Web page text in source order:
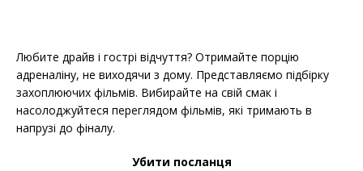
Любите драйв і гострі відчуття? Отримайте порцію
адреналіну, не виходячи з дому. Представляємо підбірку
захоплюючих фільмів. Вибирайте на свій смак і
насолоджуйтеся переглядом фільмів, які тримають в
напрузі до фіналу.
Убити посланця